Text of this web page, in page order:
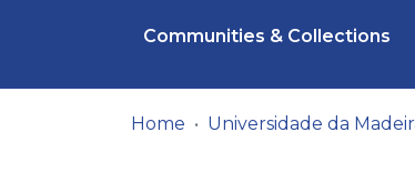
Communities & Collections
Home Universidade da